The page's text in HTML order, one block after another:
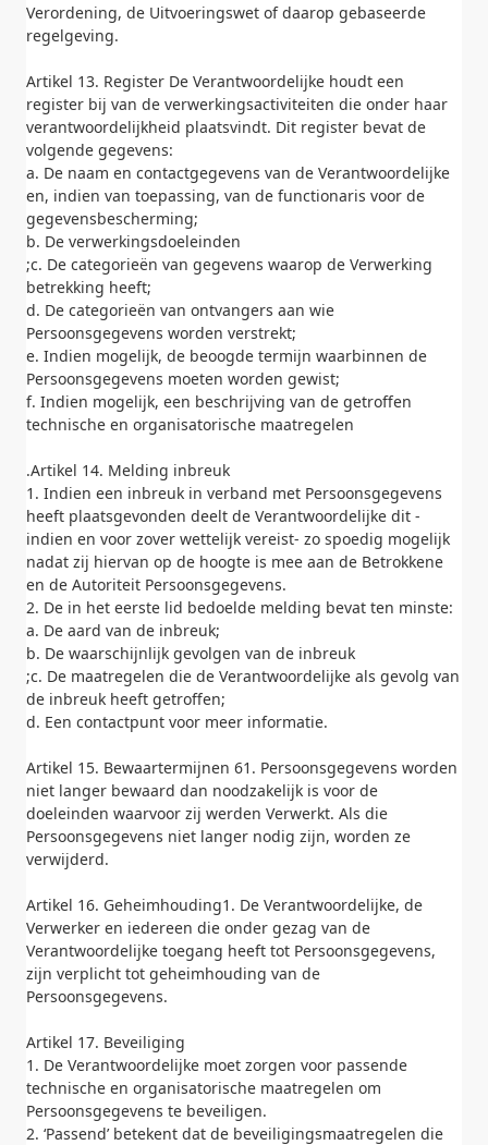
Verordening, de Uitvoeringswet of daarop gebaseerde
regelgeving.
Artikel 13. Register De Verantwoordelijke houdt een
register bij van de verwerkingsactiviteiten die onder haar
verantwoordelijkheid plaatsvindt. Dit register bevat de
volgende gegevens:
a. De naam en contactgegevens van de Verantwoordelijke
en, indien van toepassing, van de functionaris voor de
gegevensbescherming;
b. De verwerkingsdoeleinden
;c. De categorieën van gegevens waarop de Verwerking
betrekking heeft;
d. De categorieën van ontvangers aan wie
Persoonsgegevens worden verstrekt;
e. Indien mogelijk, de beoogde termijn waarbinnen de
Persoonsgegevens moeten worden gewist;
f. Indien mogelijk, een beschrijving van de getroffen
technische en organisatorische maatregelen
.Artikel 14. Melding inbreuk
1. Indien een inbreuk in verband met Persoonsgegevens
heeft plaatsgevonden deelt de Verantwoordelijke dit -
indien en voor zover wettelijk vereist- zo spoedig mogelijk
nadat zij hiervan op de hoogte is mee aan de Betrokkene
en de Autoriteit Persoonsgegevens.
2. De in het eerste lid bedoelde melding bevat ten minste:
a. De aard van de inbreuk;
b. De waarschijnlijk gevolgen van de inbreuk
;c. De maatregelen die de Verantwoordelijke als gevolg van
de inbreuk heeft getroffen;
d. Een contactpunt voor meer informatie.
Artikel 15. Bewaartermijnen 61. Persoonsgegevens worden
niet langer bewaard dan noodzakelijk is voor de
doeleinden waarvoor zij werden Verwerkt. Als die
Persoonsgegevens niet langer nodig zijn, worden ze
verwijderd.
Artikel 16. Geheimhouding1. De Verantwoordelijke, de
Verwerker en iedereen die onder gezag van de
Verantwoordelijke toegang heeft tot Persoonsgegevens,
zijn verplicht tot geheimhouding van de
Persoonsgegevens.
Artikel 17. Beveiliging
1. De Verantwoordelijke moet zorgen voor passende
technische en organisatorische maatregelen om
Persoonsgegevens te beveiligen.
2. ‘Passend’ betekent dat de beveiligingsmaatregelen die